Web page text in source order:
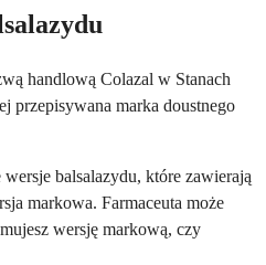
handlową Colazal w Stanach
przepisywana marka doustnego
balsalazydu, które zawierają
markowa. Farmaceuta może
wersję markową, czy